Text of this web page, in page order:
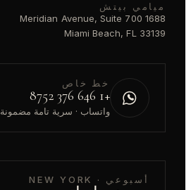
ميامي بيتش
1688 Meridian Avenue, Suite 700
Miami Beach, FL 33139
خط خاص
+1 646 376 8752
واتساب · سرية تامة مضمونة
أسبوعي · NEW YORK